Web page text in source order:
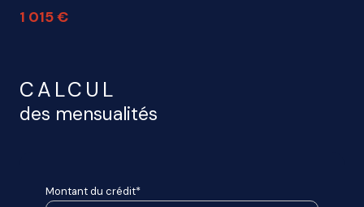
1 015 €
CALCUL
des mensualités
Montant du crédit*